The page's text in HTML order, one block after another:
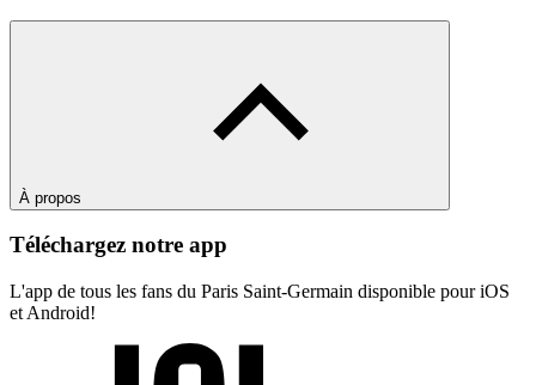
À propos
Téléchargez notre app
L'app de tous les fans du Paris Saint-Germain disponible pour iOS
et Android!